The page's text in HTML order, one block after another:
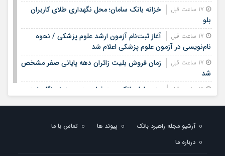
خزانه بانک سامان؛ محل نگهداری طلای کاربران
بلو
آغاز ثبت‌نام آزمون ارشد علوم پزشکی / نحوه
نام‌نویسی در آزمون علوم پزشکی اعلام شد
زمان فروش بلیت زائران دهه پایانی صفر مشخص
شد
مدیرعامل بانک سپه فرارسیدن روز خبرنگار را به
بیمه معلم و پیگیری خسارت درمان تکمیلی | لینک مستقیم و
راهنمای ثبت هزینه‌های درمان
آرشیو مجله راهبرد بانک پیوند ها
تماس با ما
درباره ما